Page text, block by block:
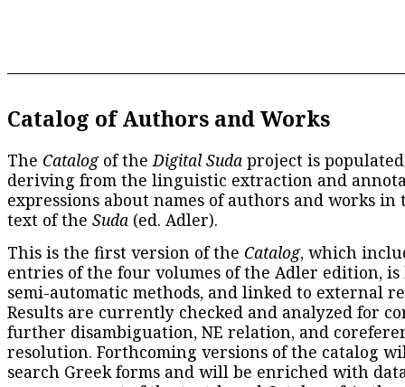
Catalog of Authors and Works
The Catalogof theDigital Suda project is
deriving from the linguistic extraction and
expressions about names of authors and works in
text of the Suda (ed. Adler).
This is the first version of the Catalog, which
entries of the four volumes of the Adler edition, is
semi-automatic methods, and linked to external
Results are currently checked and analyzed for
further disambiguation, NE relation, and
resolution. Forthcoming versions of the catalog
search Greek forms and will be enriched with